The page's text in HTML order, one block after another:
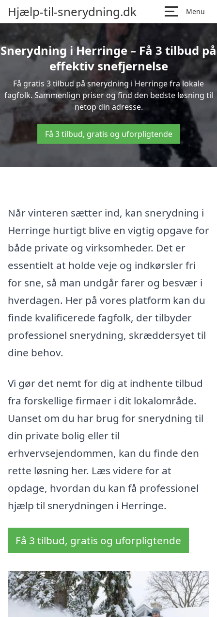
Hjælp-til-snerydning.dk Menu
Snerydning i Herringe – Få 3 tilbud på
effektiv snefjernelse
Få gratis 3 tilbud på snerydning i Herringe fra lokale
fagfolk. Sammenlign priser og find den bedste løsning til
netop din adresse.
Få 3 tilbud, gratis og uforpligtende
Når vinteren sætter ind, kan snerydning i
Herringe hurtigt blive en vigtig opgave for
både private og virksomheder. Det er
essentielt at holde veje og indkørsler fri
for sne, så man undgår farer og besvær i
hverdagen. Her på vores platform kan du
finde kvalificerede fagfolk, der tilbyder
professionel snerydning, skræddersyet til
dine behov.
Vi gør det nemt for dig at indhente tilbud
fra forskellige firmaer i dit lokalområde.
Uanset om du har brug for snerydning til
din private bolig eller til
erhvervsejendommen, kan du finde den
rette løsning her. Læs videre for at
opdage, hvordan du kan få professionel
hjælp til snerydningen i Herringe.
Få 3 tilbud, gratis og uforpligtende